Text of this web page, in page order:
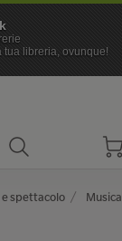
tua libreria, ovunque!
e spettacolo Musica